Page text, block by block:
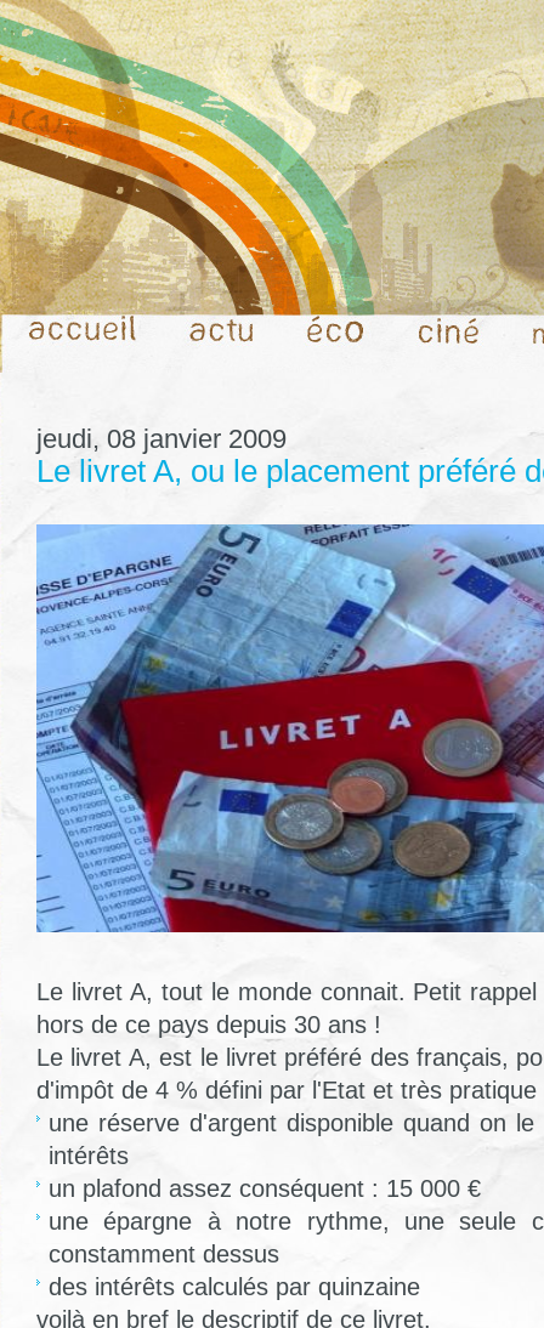
jeudi, 08 janvier 2009
Le livret A, ou le placement préféré
Le livret A, tout le monde connait. Petit
hors de ce pays depuis 30 ans !
Le livret A, est le livret préféré des français,
d'impôt de 4 % défini par l'Etat et très pratique
une réserve d'argent disponible quand on
intérêts
un plafond assez conséquent : 15 000 €
une épargne à notre rythme, une seule
constamment dessus
des intérêts calculés par quinzaine
voilà en bref le descriptif de ce livret.